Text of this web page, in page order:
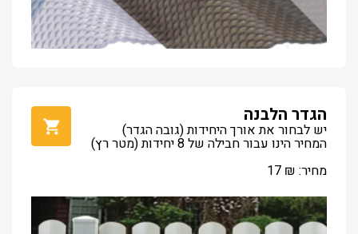
הגדר הלבנה
יש לבחור את אורך היחידות (גובה הגדר)
המחיר הינו עבור חבילה של 8 יחידות (מטר רץ)
מחיר:
17 ₪